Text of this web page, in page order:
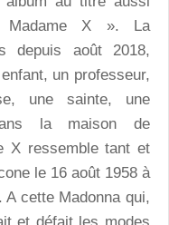
Madame X ». La
depuis août 2018,
un professeur,
une sainte, une
la maison de
X ressemble tant et
le 16 août 1958 à
cette Madonna qui,